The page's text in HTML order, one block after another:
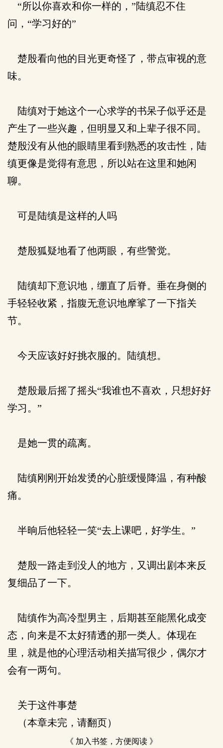
“所以你喜欢和你一样的，”陆缜忍不住
问，“学习好的”
楚殷看向他的目光更奇怪了，带点审视的意
味。
陆缜对于她这个一心求学的书呆子似乎还是
产生了一些兴趣，但明显又和上辈子很不同。
楚殷没有从他的眼睛里看到熟悉的攻击性，陆
缜更像是觉得有意思，所以站在这里和她闲
聊。
可是陆缜是这样的人吗
楚殷狐疑地看了他两眼，有些警觉。
陆缜却下意识地，绷直了后脊。垂在身侧的
手轻轻收紧，指腹无意识地摩挲了一下指关
节。
今天应该好好挑衣服的。陆缜想。
楚殷最后摇了摇头“我谁也不喜欢，只想好好
学习。”
是她一贯的疏离。
陆缜刚刚开始发烫的心脏缓慢降温，有种酸
痛。
半晌后他轻轻一笑“去上课吧，好学生。”
楚殷一路走到没人的地方，又调出剧本来反
复细品了一下。
陆缜作为高冷型男主，后期甚至能黑化成变
态，向来是不太好猜透的那一类人。体现在
里，就是他的心理活动相关描写很少，偶尔才
会有一两句。
关于这件事楚
（本章未完，请翻页）
《 加入书签，方便阅读 》